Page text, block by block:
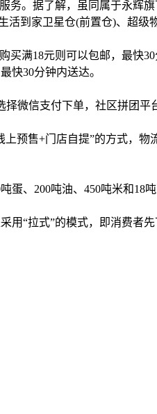
务。据了解，虽同属于永辉
活到家卫星仓(前置仓)、超级
满18元则可以包邮，最快
快30分钟内送达。
微信支付下单，社区拼团平
预售+门店自提”的方式，物
蛋、200吨油、450吨米和18
用“拉式”的模式，即消费者